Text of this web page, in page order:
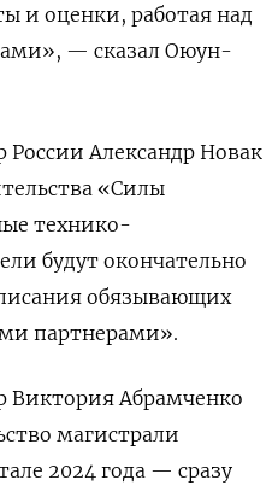
и оценки, работая над
— сказал Оюун-
Александр Новак
«Силы
технико-
будут окончательно
обязывающих
партнерами».
Виктория Абрамченко
магистрали
2024 года — сразу